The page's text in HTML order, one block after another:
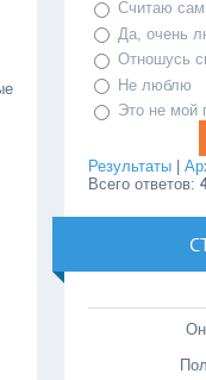
Считаю
Да, очень
Отношусь
Не люблю
Это не мой
Результаты |
Всего ответов: